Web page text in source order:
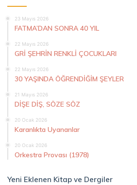
23 Mayıs 2026
FATMA’DAN SONRA 40 YIL
22 Mayıs 2026
GRİ ŞEHRİN RENKLİ ÇOCUKLARI
22 Mayıs 2026
30 YAŞINDA ÖĞRENDİĞİM ŞEYLER
21 Mayıs 2026
DİŞE DİŞ, SÖZE SÖZ
20 Ocak 2026
Karanlıkta Uyananlar
20 Ocak 2026
Orkestra Provası (1978)
Yeni Eklenen Kitap ve Dergiler